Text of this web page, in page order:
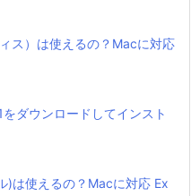
ス）は使えるの？Macに対応
ダウンロードしてインスト
)は使えるの？Macに対応 Ex